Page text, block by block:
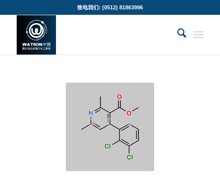
致电我们: (0512) 81863996